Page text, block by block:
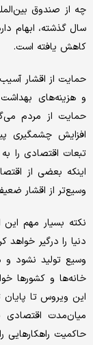
سال گذشته، ابهام
کاهش یافته است.
حمایت از اقشار
و هزینه‌های
حمایت از مردم
افزایش چشمگیری
تبعات اقتصادی را
اینکه بعضی از
وسیع‌تر از اقشار
نکته بسیار مهم
دنیا را درگیر
وسیع تولید نشود و
خانه‌ها و کشورها
این ویروس تا پایان
میان‌مدت
حاکمیت راهکارهایی